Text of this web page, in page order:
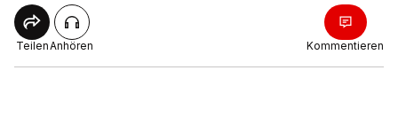
TeilenAnhören Kommentieren